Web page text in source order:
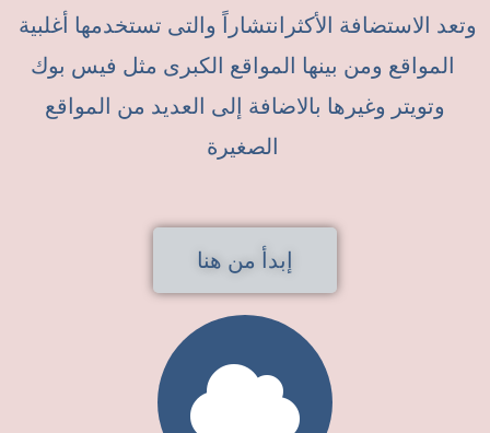
وتعد الاستضافة الأكثرانتشاراً والتى تستخدمها أغلبية
المواقع ومن بينها المواقع الكبرى مثل فيس بوك
وتويتر وغيرها بالاضافة إلى العديد من المواقع
إبدأ من هنا